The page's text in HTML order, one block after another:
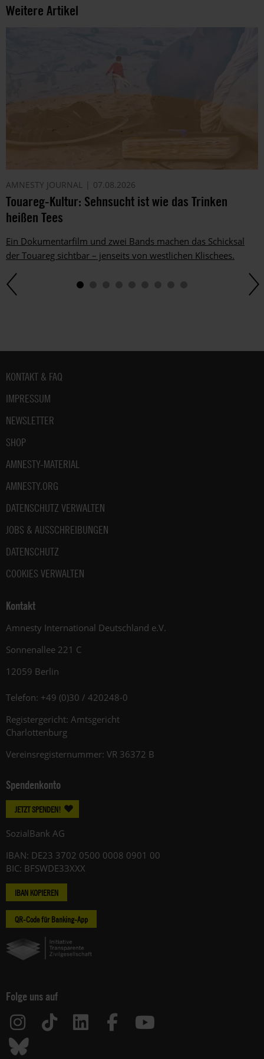
Weitere Artikel
AMNESTY JOURNAL 07.08.2026
Touareg-Kultur: Sehnsucht ist wie das Trinken
heißen Tees
Ein Dokumentarfilm und zwei Bands machen das Schicksal
der Touareg sichtbar – jenseits von westlichen Klischees.
Fußbereich
KONTAKT & FAQ
IMPRESSUM
NEWSLETTER
SHOP
AMNESTY-MATERIAL
AMNESTY.ORG
DATENSCHUTZ VERWALTEN
JOBS & AUSSCHREIBUNGEN
DATENSCHUTZ
COOKIES VERWALTEN
Kontakt
Amnesty International Deutschland e.V.
Sonnenallee 221 C
12059 Berlin
Telefon: +49 (0)30 / 420248-0
Registergericht: Amtsgericht
Charlottenburg
Vereinsregisternummer: VR 36372 B
Spendenkonto
JETZT SPENDEN!
SozialBank AG
IBAN: DE23 3702 0500 0008 0901 00
BIC: BFSWDE33XXX
IBAN KOPIEREN
QR-Code für Banking-App
Folge uns auf